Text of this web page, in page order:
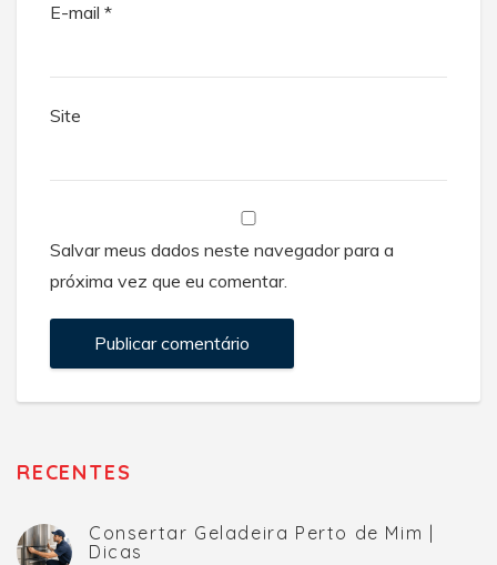
E-mail *
Site
Salvar meus dados neste navegador para a
próxima vez que eu comentar.
RECENTES
Consertar Geladeira Perto de Mim |
Dicas